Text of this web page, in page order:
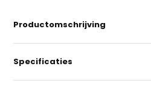
Productomschrijving
Specificaties